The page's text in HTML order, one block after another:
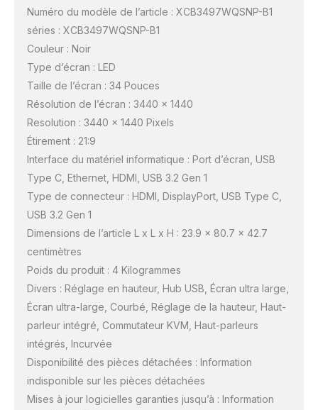
Numéro du modèle de l’article : XCB3497WQSNP-B1
séries : XCB3497WQSNP-B1
Couleur : Noir
Type d’écran : LED
Taille de l’écran : 34 Pouces
Résolution de l’écran : 3440 x 1440
Resolution : 3440 x 1440 Pixels
Étirement : 21:9
Interface du matériel informatique : Port d’écran, USB
Type C, Ethernet, HDMI, USB 3.2 Gen 1
Type de connecteur : HDMI, DisplayPort, USB Type C,
USB 3.2 Gen 1
Dimensions de l’article L x L x H : 23.9 x 80.7 x 42.7
centimètres
Poids du produit : 4 Kilogrammes
Divers : Réglage en hauteur, Hub USB, Écran ultra large,
Écran ultra-large, Courbé, Réglage de la hauteur, Haut-
parleur intégré, Commutateur KVM, Haut-parleurs
intégrés, Incurvée
Disponibilité des pièces détachées : Information
indisponible sur les pièces détachées
Mises à jour logicielles garanties jusqu’à : Information